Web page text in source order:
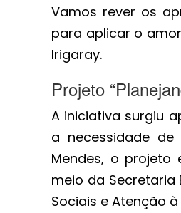
Vamos rever os
para aplicar o
Irigaray.
Projeto
A iniciativa surgiu
a necessidade
Mendes, o projeto
meio da Secretaria
Sociais e Atenção